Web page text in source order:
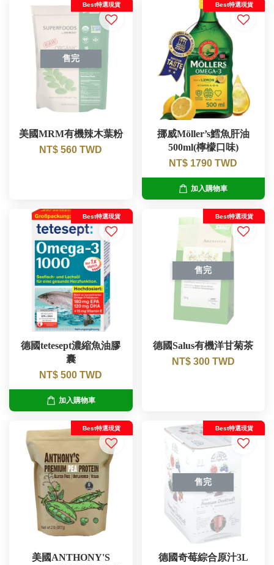
售完
Best特選現貨
美國MRM有機辣木葉粉
NT$ 560 TWD
Best特選現貨
挪威Möller’s鱈魚肝油
500ml(檸檬口味)
NT$ 1790 TWD
加入購物車
Best特選現貨
德國tetesept濃縮魚油膠
囊
NT$ 500 TWD
加入購物車
售完
Best特選現貨
德國Salus有機洋甘菊茶
NT$ 300 TWD
Best特選現貨
美國ANTHONY'S
售完
Best特選現貨
德國奇莓綜合原汁3L